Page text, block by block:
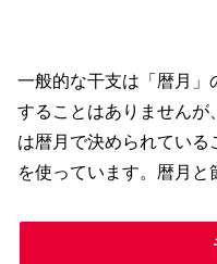
一般的な干支は「暦月」
することはありませんが
は暦月で決められている
を使っています。暦月と